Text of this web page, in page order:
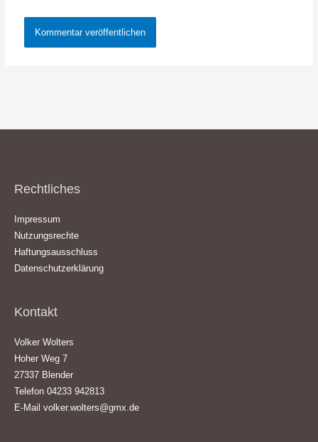
Rechtliches
Impressum
Nutzungsrechte
Haftungsausschluss
Datenschutzerklärung
Kontakt
Volker Wolters
Hoher Weg 7
27337 Blender
Telefon 04233 942813
E-Mail volker.wolters@gmx.de